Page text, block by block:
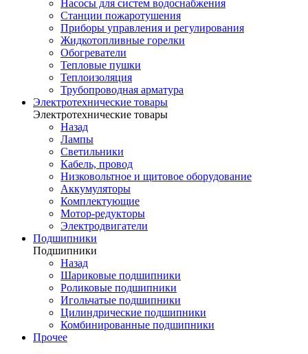
Насосы для систем водоснабжения
Станции пожаротушения
Приборы управления и регулирования
Жидкотопливные горелки
Обогреватели
Тепловые пушки
Теплоизоляция
Трубопроводная арматура
Электротехнические товары
Электротехнические товары
Назад
Лампы
Светильники
Кабель, провод
Низковольтное и щитовое оборудование
Аккумуляторы
Комплектующие
Мотор-редукторы
Электродвигатели
Подшипники
Подшипники
Назад
Шариковые подшипники
Роликовые подшипники
Игольчатые подшипники
Цилиндрические подшипники
Комбинированные подшипники
Прочее